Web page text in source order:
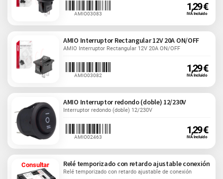
AMIO03083
1,29 €
IVA Incluido
AMIO Interruptor Rectangular 12V 20A ON/OFF
AMIO Interruptor Rectangular 12V 20A ON/OFF
AMIO03082
1,29 €
IVA Incluido
AMIO Interruptor redondo (doble) 12/230V
Interruptor redondo (doble) 12/230V
AMIO02463
1,29 €
IVA Incluido
Consultar Relé temporizado con retardo ajustable conexión
Relé temporizado con retardo ajustable de conexión